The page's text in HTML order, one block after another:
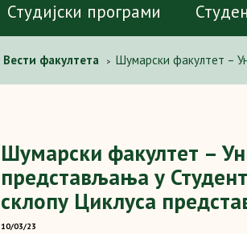
Студијски програми
Вести факултета > Шумарски факултет –
Шумарски факултет –
представљања у
склопу Циклуса
10/03/23